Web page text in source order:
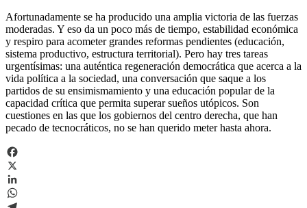
Afortunadamente se ha producido una amplia victoria de las fuerzas
moderadas. Y eso da un poco más de tiempo, estabilidad económica
y respiro para acometer grandes reformas pendientes (educación,
sistema productivo, estructura territorial). Pero hay tres tareas
urgentísimas: una auténtica regeneración democrática que acerca a la
vida política a la sociedad, una conversación que saque a los
partidos de su ensimismamiento y una educación popular de la
capacidad crítica que permita superar sueños utópicos. Son
cuestiones en las que los gobiernos del centro derecha, que han
pecado de tecnocráticos, no se han querido meter hasta ahora.
Facebook
X
LinkedIn